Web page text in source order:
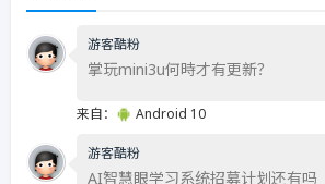
游客酷粉
掌玩mini3u何時才有更新？
来自： Android 10
游客酷粉
AI智慧眼学习系统招募计划还有吗